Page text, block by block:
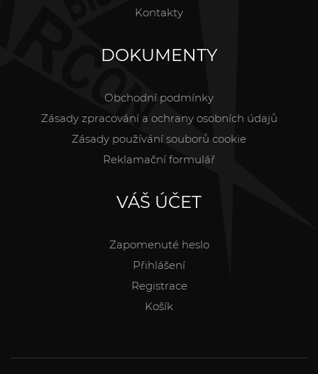
Kontakty
DOKUMENTY
Obchodní podmínky
Zásady zpracování a ochrany osobních údajů
Zásady používání souborů cookie
Reklamační formulář
VÁŠ ÚČET
Zapomenuté heslo
Přihlášení
Registrace
Košík